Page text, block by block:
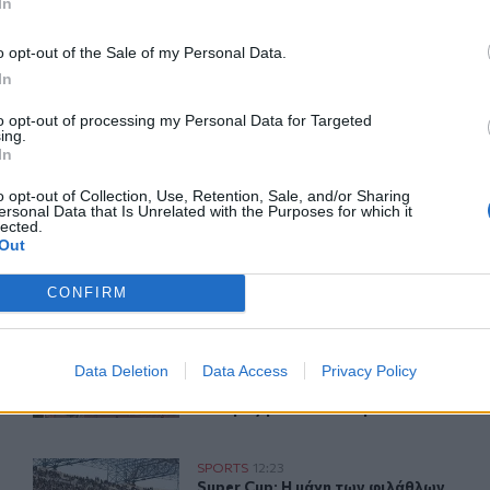
opt-out of the Sale of my Personal Data.
opt-out of processing my Personal Data for Targeted
opt-out of Collection, Use, Retention, Sale, and/or Sharing
Data that Is Unrelated with the Purposes for which it
CONFIRM
Data Deletion Data Access Privacy Policy
του CRETALIVE
για την ΤΣΣΚΑ Σόφιας
Ο κόσμος του ΟΦΗ «εξαφάνισε» 3.000 εισιτήρια σε
Ο κόσμος του ΟΦΗ «εξαφάνισε»
Ο κόσμος του ΟΦΗ «εξαφάνισε»
3.000 εισιτήρια σε λιγότερο από
48 ώρες για το Σούπερ Καπ
Super Cup: Η μάχη των φιλάθλων για τα διαθέσιμα
SPORTS 12:23
Super Cup: Η μάχη των φιλάθλων